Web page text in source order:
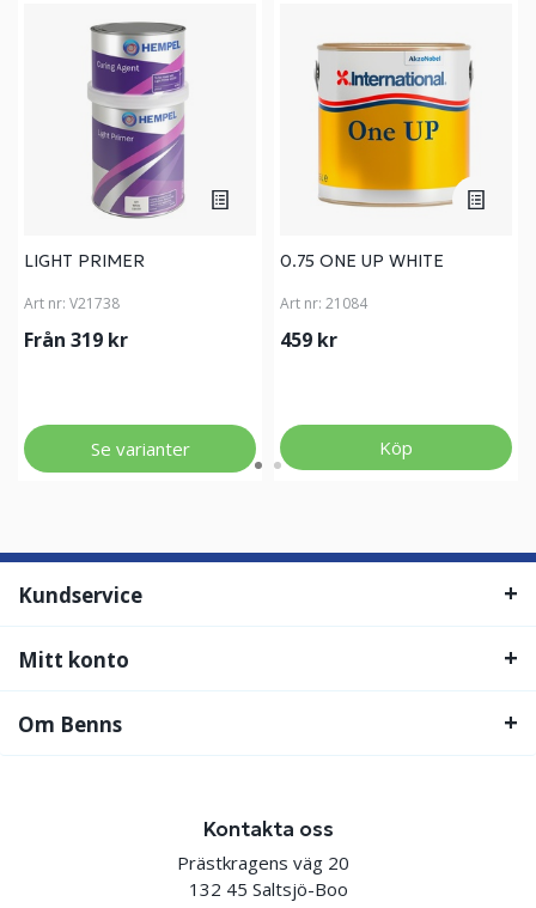
LIGHT PRIMER
Art nr: V21738
Från 319 kr
Se varianter
0.75 ONE UP WHITE
Art nr: 21084
459 kr
Köp
Kundservice
Mitt konto
Om Benns
Kontakta oss
Prästkragens väg 20
132 45 Saltsjö-Boo